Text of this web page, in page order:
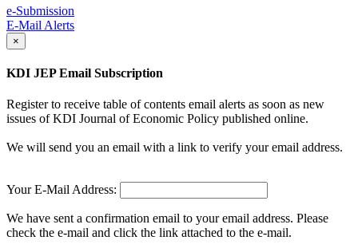
e-Submission
E-Mail Alerts
×
KDI JEP Email Subscription
Register to receive table of contents email alerts as soon as new
issues of KDI Journal of Economic Policy published online.
We will send you an email with a link to verify your email address.
Your E-Mail Address:
We have sent a confirmation email to your email address. Please
check the e-mail and click the link attached to the e-mail.